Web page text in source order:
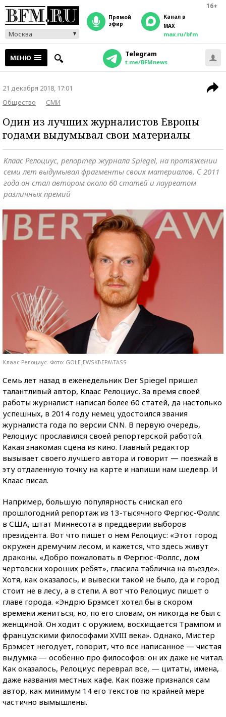
16+
Москва
прямой
эфир
Канал в
MAX
max.ru/bfm
МЕНЮ Telegram
t.me/BFMnews
21 декабря 2018, 17:01
Общество
СМИ
Один из лучших журналистов Европы
годами выдумывал свои материалы
Клаас Релоциус, репортер журнала Spiegel, на протяжении
семи лет выдумывал фрагменты своих материалов. С 2011
года он стал автором около 60 статей и лауреатом
различных премий
Клаас Релоциус. Фото: GOLEJEWSKI\EPA\TASS
Семь лет назад в еженедельник Der Spiegel пришел
талантливый автор, Клаас Релоциус. За время своей
работы журналист написал более 60 статей, да настолько
успешных, в 2014 году немец удостоился звания
журналиста года по версии CNN. В первую очередь,
Релоциус прославился своей репортерской работой.
Какая знакомая сцена из кино. Главный редактор
вызывает своего лучшего автора и говорит — поезжай в
эту отдаленную точку на карте и напиши нам шедевр. И
Клаас писал.
Например, большую популярность снискал его
прошлогодний репортаж из 13-тысячного Фергюс-Фоллс
в США, штат Миннесота в преддверии выборов
президента. Вот что пишет о нем Релоциус: «Этот город
окружен дремучим лесом, и кажется, что здесь живут
драконы. «Добро пожаловать в Фергюс-Фоллс, дом
чертовски хороших ребят», гласила табличка на въезде».
Хотя, как оказалось, и вывески такой не было, да и город
стоит не в лесу, а в степи. А вот что Релоциус пишет о
главе города. «Эндрю Брэмсет хотел бы в скором
времени жениться, но, по его словам, он никогда не был с
женщиной. Он ходит с оружием, восхищается Трампом и
французскими философами XVIII века». Однако, Мистер
Брэмсет негодует, говорит, что все написанное — чистая
выдумка — особенно про философов: он их даже не читал.
Как оказалось, Релоциус переврал все, — цитаты, имена,
даже названия местных кафе. Как позже признался сам
автор, как минимум 14 его текстов по крайней мере
частично вымышлены.